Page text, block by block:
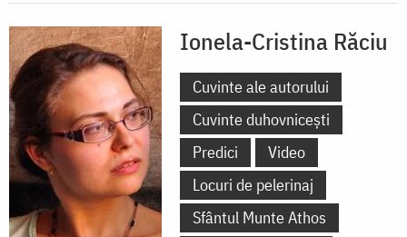
Ionela-Cristina Răciu
Cuvinte ale autorului
Cuvinte duhovnicești
Predici
Video
Locuri de pelerinaj
Sfântul Munte Athos